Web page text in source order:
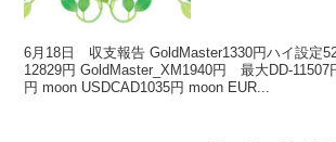
6月18日 収支報告 GoldMaster1330円ハイ設定
12829円 GoldMaster_XM1940円 最大DD-11507
円 moon USDCAD1035円 moon EUR...